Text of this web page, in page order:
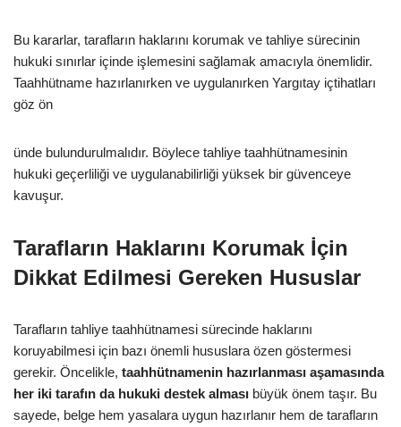
Bu kararlar, tarafların haklarını korumak ve tahliye sürecinin
hukuki sınırlar içinde işlemesini sağlamak amacıyla önemlidir.
Taahhütname hazırlanırken ve uygulanırken Yargıtay içtihatları
göz ön
ünde bulundurulmalıdır. Böylece tahliye taahhütnamesinin
hukuki geçerliliği ve uygulanabilirliği yüksek bir güvenceye
kavuşur.
Tarafların Haklarını Korumak İçin
Dikkat Edilmesi Gereken Hususlar
Tarafların tahliye taahhütnamesi sürecinde haklarını
koruyabilmesi için bazı önemli hususlara özen göstermesi
gerekir. Öncelikle, taahhütnamenin hazırlanması aşamasında
her iki tarafın da hukuki destek alması büyük önem taşır. Bu
sayede, belge hem yasalara uygun hazırlanır hem de tarafların